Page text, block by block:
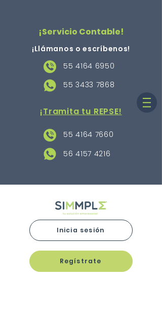
¡Servicio Contable!
¡Llámanos o escríbenos!
55 4164 6950
55 3433 7868
¡Tramita tu REPSE!
55 4164 7660
56 4157 4216
Inicia sesión
Regístrate